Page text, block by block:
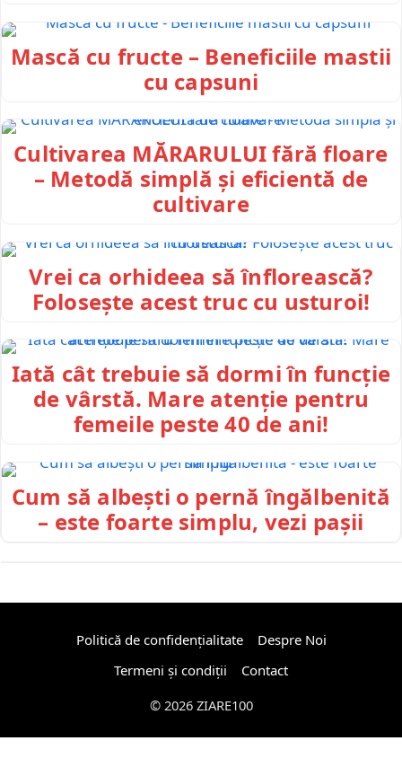
Mască cu fructe – Beneficiile mastii
cu capsuni
Cultivarea MĂRARULUI fără floare
– Metodă simplă și eficientă de
cultivare
Vrei ca orhideea să înflorească?
Folosește acest truc cu usturoi!
Iată cât trebuie să dormi în funcție
de vârstă. Mare atenție pentru
femeile peste 40 de ani!
Cum să albești o pernă îngălbenită
– este foarte simplu, vezi pașii
Politică de confidențialitate
Despre Noi
Termeni și condiții
Contact
© 2026 ZIARE100